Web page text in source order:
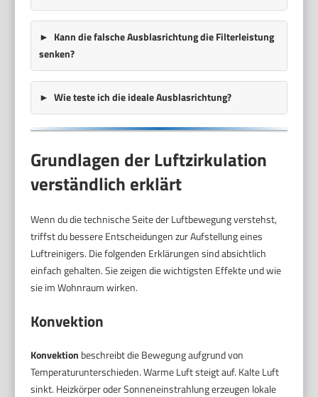
Kann die falsche Ausblasrichtung die Filterleistung
senken?
Wie teste ich die ideale Ausblasrichtung?
Grundlagen der Luftzirkulation
verständlich erklärt
Wenn du die technische Seite der Luftbewegung verstehst,
triffst du bessere Entscheidungen zur Aufstellung eines
Luftreinigers. Die folgenden Erklärungen sind absichtlich
einfach gehalten. Sie zeigen die wichtigsten Effekte und wie
sie im Wohnraum wirken.
Konvektion
Konvektion beschreibt die Bewegung aufgrund von
Temperaturunterschieden. Warme Luft steigt auf. Kalte Luft
sinkt. Heizkörper oder Sonneneinstrahlung erzeugen lokale